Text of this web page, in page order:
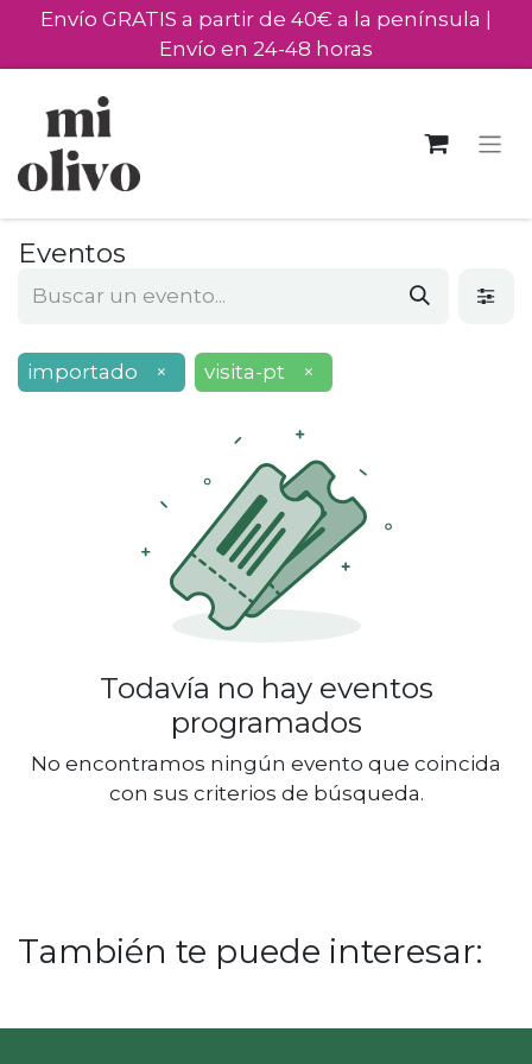
Envío GRATIS a partir de 40€ a la península |
Envío en 24-48 horas
Eventos
importado × visita-pt ×
Todavía no hay eventos
programados
No encontramos ningún evento que coincida
con sus criterios de búsqueda.
También te puede interesar: